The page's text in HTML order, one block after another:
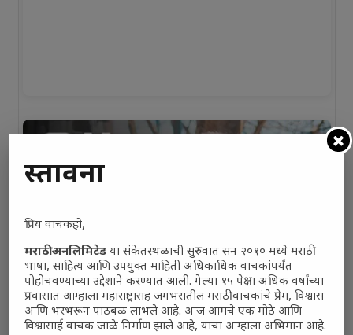
प्रस्तावना
प्रिय वाचकहो,
मराठी अनलिमिटेड या संकेतस्थळाची सुरुवात सन २०१० मध्ये मराठी
भाषा, साहित्य आणि उपयुक्त माहिती अधिकाधिक वाचकांपर्यंत
पोहोचवण्याच्या उद्देशाने करण्यात आली. गेल्या १५ पेक्षा अधिक वर्षांच्या
प्रवासात आम्हाला महाराष्ट्रासह जगभरातील मराठी वाचकांचे प्रेम, विश्वास
आणि भरभरून पाठबळ लाभले आहे. आज आमचे एक मोठे आणि
विश्वासार्ह वाचक जाळे निर्माण झाले आहे, याचा आम्हाला अभिमान आहे.